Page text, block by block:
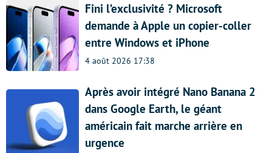
Fini l’exclusivité ? Microsoft
demande à Apple un copier-coller
entre Windows et iPhone
4 août 2026 17:38
Après avoir intégré Nano Banana 2
dans Google Earth, le géant
américain fait marche arrière en
urgence